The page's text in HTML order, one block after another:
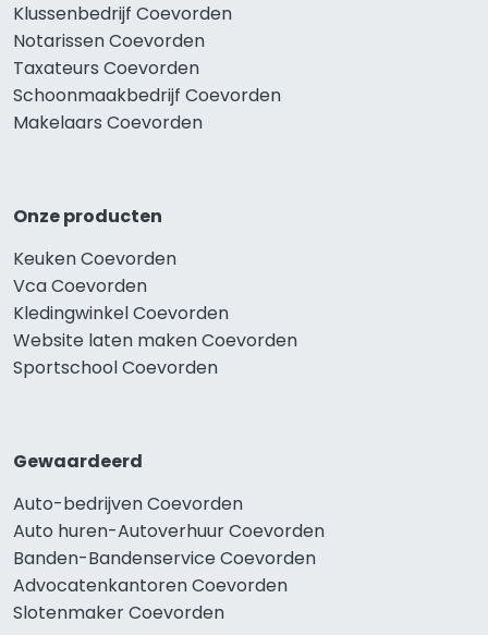
Klussenbedrijf Coevorden
Notarissen Coevorden
Taxateurs Coevorden
Schoonmaakbedrijf Coevorden
Makelaars Coevorden
Onze producten
Keuken Coevorden
Vca Coevorden
Kledingwinkel Coevorden
Website laten maken Coevorden
Sportschool Coevorden
Gewaardeerd
Auto-bedrijven Coevorden
Auto huren-Autoverhuur Coevorden
Banden-Bandenservice Coevorden
Advocatenkantoren Coevorden
Slotenmaker Coevorden